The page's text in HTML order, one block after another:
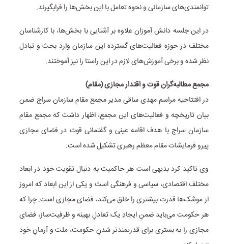
توانمندی‌های سازمانی و نحوه تعامل با این بخش‌ها را فرابگیرند.
در این جلسه دانش آموزان علاوه بر آشنایی با بخش‌ها، با کارشناسان
مختلف در حوزه فعالیت‌های گسترده این سازمان وارد بحث و تبادل
نظر شده و برخی آموزش‌های لازم در این راستا را نیز آموختند.
مجمع مطالبه‌گران قوت و اقتدار مجازی (مقام)
در افتتاحیه مراسم مهدی ساقی مدیر مجمع مقامِ سازمان سراج ضمن
بیان تاریخچه و فعالیت‌های این مجمع، اظهار داشت که مجمع مقامِ
سازمان سراج با هدف اقامه عینی و گفتمانی قوت در فضای مجازی
پیرو فرمایشات مقام معظم رهبری تشکیل شده است.
وی تاکید کرد بدیهی است هر حاکمیت به دنبال تقویت خود در ابعاد
مختلف اقتصادی، سیاسی و فرهنگی است و یکی از این ابعاد که امروز
از موشک‌ها قدرت بیشتری را خلق می‌کند، فضای مجازی است. چرا که
هر حکومت می‌باید ضمنِ ایجادِ یک تعادلِ بهینه و ظرفیت‌ساز، فضای
مجازی را به بستری برای قدرتمندتر شدنِ حکومت، ملت و آرمانِ خود